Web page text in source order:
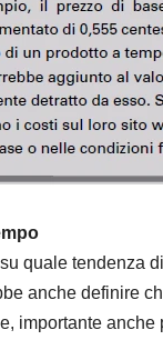
quale tendenza
anche definire
importante